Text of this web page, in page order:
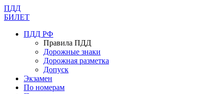
ПДД
БИЛЕТ
ПДД РФ
Правила ПДД
Дорожные знаки
Дорожная разметка
Допуск
Экзамен
По номерам